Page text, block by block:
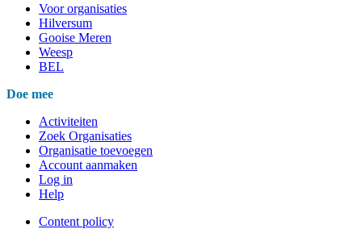
Voor organisaties
Hilversum
Gooise Meren
Weesp
BEL
Doe mee
Activiteiten
Zoek Organisaties
Organisatie toevoegen
Account aanmaken
Log in
Help
Content policy